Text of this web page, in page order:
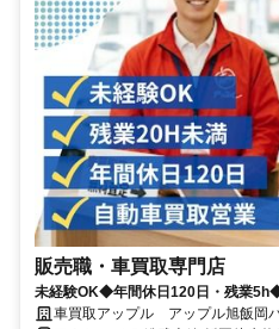
販売職・車買取専門店
未経験OK◆年間休日120日・残業
◆100%反響型◆飛込みテレアポノ
車買取アップル アップル旭飯岡